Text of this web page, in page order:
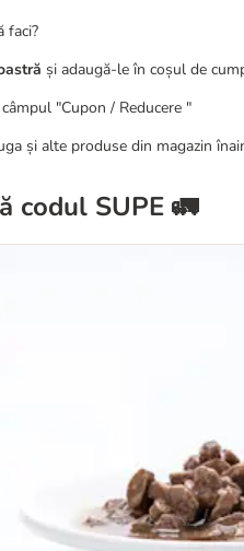
faci?
și adaugă-le în coșul de
"Cupon / Reducere "
și alte produse din magazin
codul SUPE 🚛